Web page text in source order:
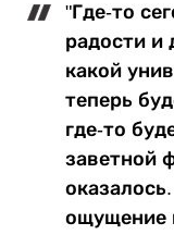
"Где-то
радости и
какой
теперь
где-то
заветной
ощущение